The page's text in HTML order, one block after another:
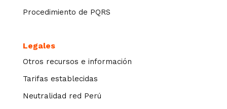
Procedimiento de PQRS
Legales
Otros recursos e información
Tarifas establecidas
Neutralidad red Perú